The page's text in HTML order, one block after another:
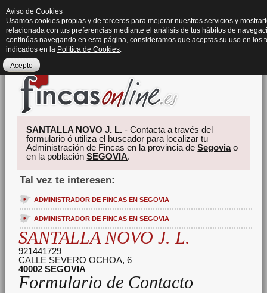
SANTALLA NOVO J. L. - Contacta a través del
formulario ó utiliza el buscador para localizar tu
Administración de Fincas en la provincia deSegoviao
en la poblaciónSEGOVIA.
Tal vez te interesen:
ADMINISTRADOR DE FINCAS EN SEGOVIA
ADMINISTRADOR DE FINCAS EN SEGOVIA
SANTALLA NOVO J. L.
921441729
CALLE SEVERO OCHOA, 6
40002 SEGOVIA
Formulario de Contacto
Aviso de Cookies
Usamos cookies propias y de terceros para mejorar nuestros servicios y
relacionada con tus preferencias mediante el análisis de tus hábitos de
continúas navegando en esta página, consideramos que aceptas su uso en los
indicados en la Política de Cookies.
Acepto